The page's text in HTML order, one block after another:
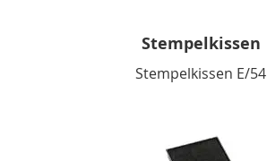
Stempelkissen
Stempelkissen E/54